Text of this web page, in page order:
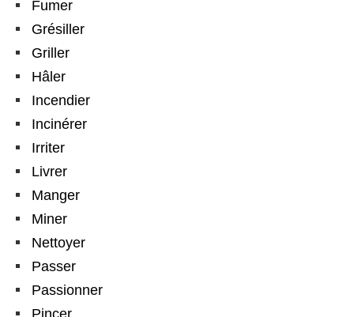
Fumer
Grésiller
Griller
Hâler
Incendier
Incinérer
Irriter
Livrer
Manger
Miner
Nettoyer
Passer
Passionner
Pincer